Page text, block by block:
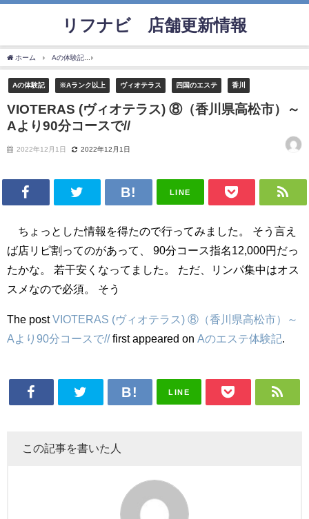
リフナビ®店舗更新情報
ホーム Aの体験記
Aの体験記 ※Aランク以上 ヴィオテラス 四国のエステ 香川
VIOTERAS (ヴィオテラス) ⑧（香川県高松市）～
Aより90分コースで//
2022年12月1日 2022年12月1日
LINE
ちょっとした情報を得たので行ってみました。 そう言え
ば店リピ割ってのがあって、 90分コース指名12,000円だっ
たかな。 若干安くなってました。 ただ、リンパ集中はオス
スメなので必須。 そう
The postVIOTERAS (ヴィオテラス) ⑧（香川県高松市）～
Aより90分コースで//first appeared on Aのエステ体験記
LINE
この記事を書いた人